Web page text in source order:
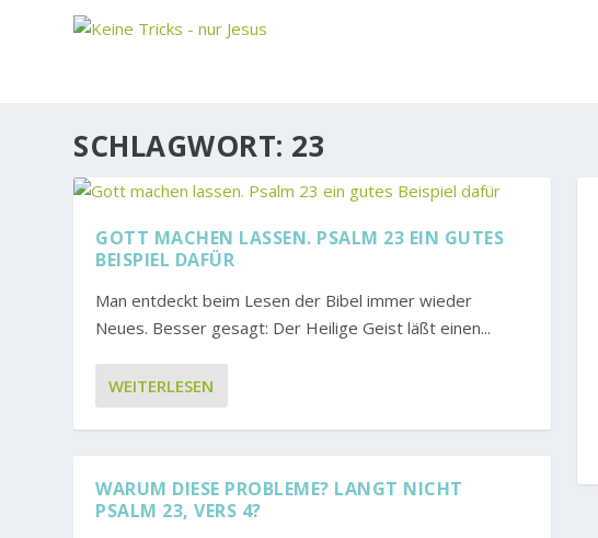
SCHLAGWORT: 23
GOTT MACHEN LASSEN. PSALM 23 EIN GUTES
BEISPIEL DAFÜR
Man entdeckt beim Lesen der Bibel immer wieder
Neues. Besser gesagt: Der Heilige Geist läßt einen...
WEITERLESEN
WARUM DIESE PROBLEME? LANGT NICHT
PSALM 23, VERS 4?